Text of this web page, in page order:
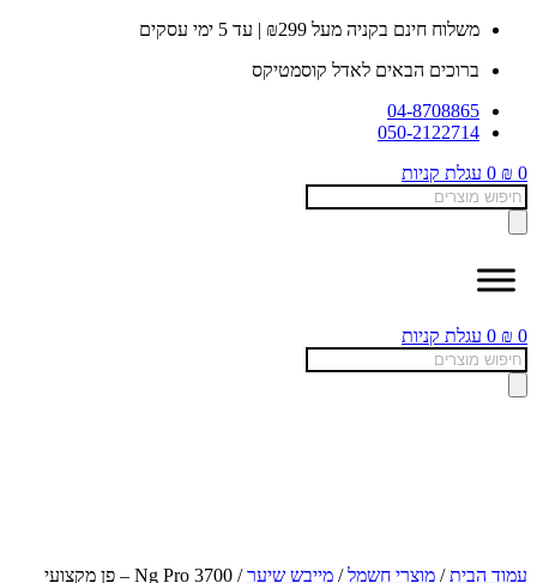
משלוח חינם בקניה מעל ₪299 | עד 5 ימי עסקים
ברוכים הבאים לאדל קוסמטיקס
04-8708865
050-2122714
₪ 0
0 עגלת קניות
Products
search
₪ 0
0 עגלת קניות
Products
search
עמוד הבית/ מוצרי חשמל/ מייבש שיער
/ Ng Pro 3700 – פן מקצועי